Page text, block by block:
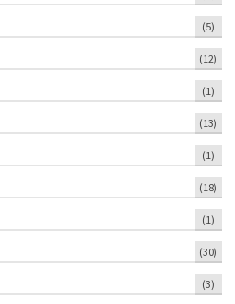
(5)
(12)
(1)
(13)
(1)
(18)
(1)
(30)
(3)